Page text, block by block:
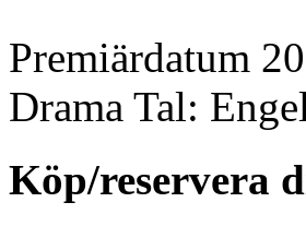
Premiärdatum
Drama Tal:
Köp/reservera